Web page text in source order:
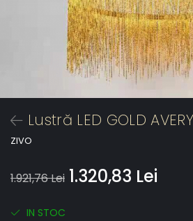
Lustră LED GOLD AVERY
ZIVO
1.921,76 Lei 1.320,83 Lei
IN STOC